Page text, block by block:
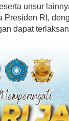
unsur
Presiden RI,
dapat